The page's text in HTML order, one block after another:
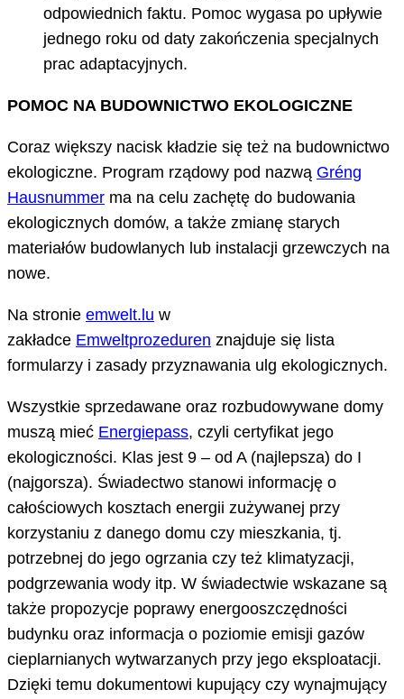
odpowiednich faktu. Pomoc wygasa po upływie
jednego roku od daty zakończenia specjalnych
prac adaptacyjnych.
POMOC NA BUDOWNICTWO EKOLOGICZNE
Coraz większy nacisk kładzie się też na budownictwo
ekologiczne. Program rządowy pod nazwą Gréng
Hausnummer ma na celu zachętę do budowania
ekologicznych domów, a także zmianę starych
materiałów budowlanych lub instalacji grzewczych na
nowe.
Na stronie emwelt.lu w
zakładce Emweltprozeduren znajduje się lista
formularzy i zasady przyznawania ulg ekologicznych.
Wszystkie sprzedawane oraz rozbudowywane domy
muszą mieć Energiepass, czyli certyfikat jego
ekologiczności. Klas jest 9 – od A (najlepsza) do I
(najgorsza). Świadectwo stanowi informację o
całościowych kosztach energii zużywanej przy
korzystaniu z danego domu czy mieszkania, tj.
potrzebnej do jego ogrzania czy też klimatyzacji,
podgrzewania wody itp. W świadectwie wskazane są
także propozycje poprawy energooszczędności
budynku oraz informacja o poziomie emisji gazów
cieplarnianych wytwarzanych przy jego eksploatacji.
Dzięki temu dokumentowi kupujący czy wynajmujący